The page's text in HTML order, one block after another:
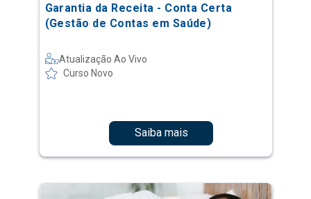
Garantia da Receita - Conta Certa
(Gestão de Contas em Saúde)
Atualização Ao Vivo
Curso Novo
Saiba mais